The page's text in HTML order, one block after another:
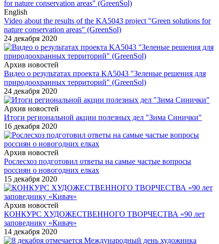
English
Video about the results of the KA5043 project "Green solutions for
nature conservation areas" (GreenSol)
24 декабря 2020
Архив новостей
Видео о результатах проекта KA5043 "Зеленые решения для
природоохранных территорий" (GreenSol)
24 декабря 2020
Архив новостей
Итоги региональной акции полезных дел "Зима Синички"
16 декабря 2020
Архив новостей
Рослесхоз подготовил ответы на самые частые вопросы
россиян о новогодних елках
15 декабря 2020
Архив новостей
КОНКУРС ХУДОЖЕСТВЕННОГО ТВОРЧЕСТВА «90 лет
заповеднику «Кивач»
14 декабря 2020